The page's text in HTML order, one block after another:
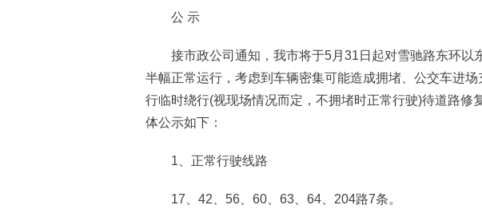
公 示
接市政公司通知，我市将于5月31日起对雪驰路东环以
半幅正常运行，考虑到车辆密集可能造成拥堵、公交车进
行临时绕行(视现场情况而定，不拥堵时正常行驶)待道路修
体公示如下：
1、正常行驶线路
17、42、56、60、63、64、204路7条。